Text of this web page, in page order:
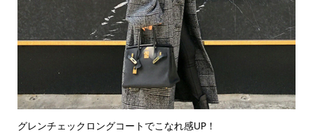
グレンチェックロングコートでこなれ感UP！